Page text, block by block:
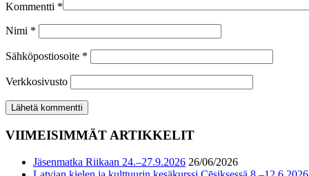
Kommentti *
Nimi *
Sähköpostiosoite *
Verkkosivusto
VIIMEISIMMÄT ARTIKKELIT
Jäsenmatka Riikaan 24.–27.9.2026 26/06/2026